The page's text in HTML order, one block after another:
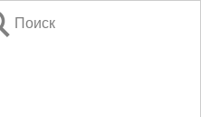
Поиск